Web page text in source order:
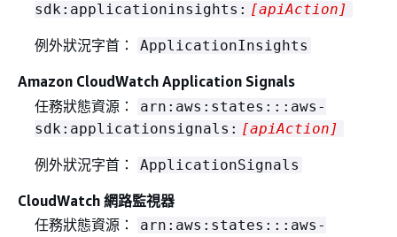
sdk:applicationinsights: [apiAction]
例外狀況字首： ApplicationInsights
Amazon CloudWatch Application Signals
任務狀態資源：
arn:aws:states:::aws-
sdk:applicationsignals: [apiAction]
例外狀況字首： ApplicationSignals
CloudWatch 網路監視器
任務狀態資源：
arn:aws:states:::aws-